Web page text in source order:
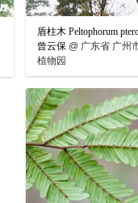
盾柱木 Peltophorum
曾云保 @ 广东省 广州
植物园